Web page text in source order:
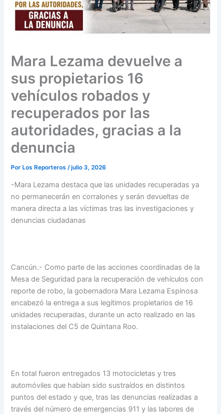
Mara Lezama devuelve a
sus propietarios 16
vehículos robados y
recuperados por las
autoridades, gracias a la
denuncia
PorLos Reporteros /julio 3, 2026
-Mara Lezama destaca que las unidades recuperadas ya
no permanecerán en corralones y serán devueltas de
manera directa a las víctimas tras las investigaciones y
denuncias ciudadanas
Cancún.- Como parte de las acciones coordinadas de la
Mesa de Seguridad para la recuperación de vehículos con
reporte de robo, la gobernadora Mara Lezama Espinosa
encabezó la entrega a sus legítimos propietarios de 16
unidades recuperadas, durante un acto realizado en las
instalaciones del C5 de Quintana Roo.
En total fueron entregados 13 motocicletas y tres
automóviles que habían sido sustraídos en distintos
puntos del estado y que, tras las denuncias realizadas a
través del número de emergencias 911 y las labores de